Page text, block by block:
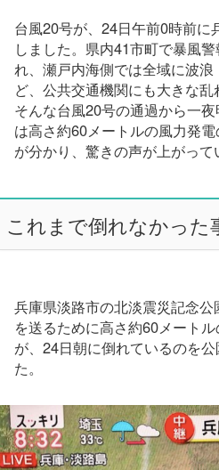
台風20号が、24日午前0時前に
しました。県内41市町で暴風
れ、瀬戸内海側では全域に波
ど、公共交通機関にも大きな乱
そんな台風20号の通過から一
は高さ約60メートルの風力発
が分かり、驚きの声が上がって
これまで倒れなかった
兵庫県淡路市の北淡震災記念
を送るために高さ約60メート
が、24日朝に倒れているのを
た。